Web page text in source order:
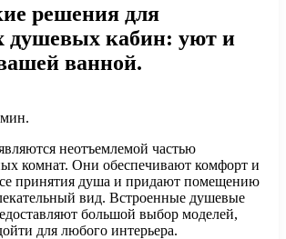
решения для
душевых кабин: уют и
ванной.
неотъемлемой частью
комнат. Они обеспечивают комфорт и
принятия душа и придают помещению
вид. Встроенные душевые
большой выбор моделей,
для любого интерьера.